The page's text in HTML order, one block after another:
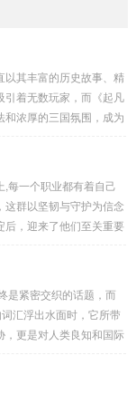
以其丰富的历史故事、精
引着无数玩家，而《起凡
和浓厚的三国氛围，成为
国对战之旅。 《起凡
无双的吕布、足智多谋
自己的军队在战场上冲锋
斗都充满了变...
每一个职业都有着自己
群以坚韧与守护为信念
后，迎来了他们至关重要
，他们身躯魁梧，手持
着基础的技能和坚定的
断成长，无论是在阴森
前线战场，守...
是紧密交织的话题，而
汇浮出水面时，它所带
，更是对人类良知和国际
告人的目的，秘密设立